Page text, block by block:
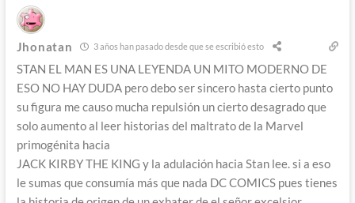
Jhonatan 3 años han pasado desde que se escribió esto
STAN EL MAN ES UNA LEYENDA UN MITO MODERNO DE
ESO NO HAY DUDA pero debo ser sincero hasta cierto punto
su figura me causo mucha repulsión un cierto desagrado que
solo aumento al leer historias del maltrato de la Marvel
primogénita hacia
JACK KIRBY THE KING y la adulación hacia Stan lee. si a eso
le sumas que consumía más que nada DC COMICS pues tienes